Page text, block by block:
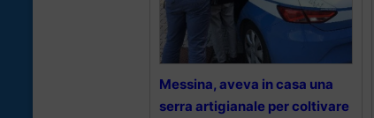
Messina, aveva in casa una
serra artigianale per coltivare